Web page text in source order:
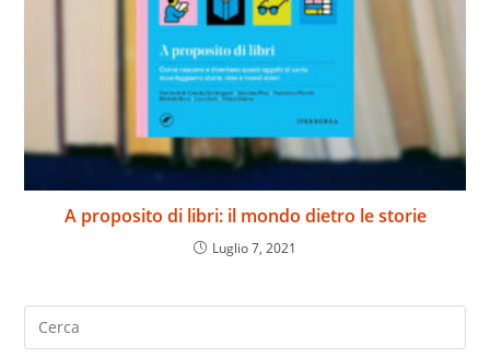
A proposito di libri: il mondo dietro le storie
Luglio 7, 2021
Search
for: